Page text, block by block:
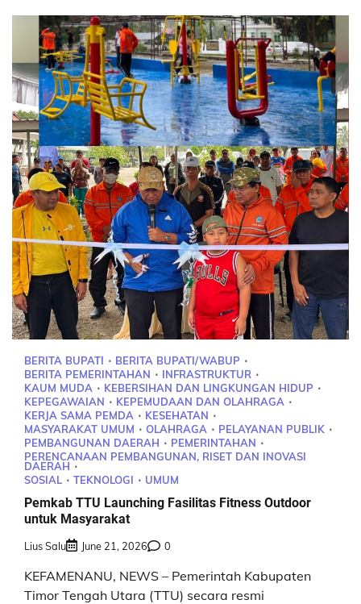
BERITA BUPATI
BERITA BUPATI/WABUP
BERITA PEMERINTAHAN
INFRASTRUKTUR
KAUM MUDA
KEBERSIHAN DAN LINGKUNGAN HIDUP
KEPEGAWAIAN
KEPEMUDAAN DAN OLAHRAGA
KERJA SAMA PEMDA
KESEHATAN
MASYARAKAT UMUM
OLAHRAGA
PELAYANAN PUBLIK
PEMBANGUNAN DAERAH
PEMERINTAHAN
PERENCANAAN PEMBANGUNAN, RISET DAN INOVASI
DAERAH
SOSIAL
TEKNOLOGI UMUM
Pemkab TTU Launching Fasilitas Fitness Outdoor
untuk Masyarakat
Lius Salu June 21, 2026 0
KEFAMENANU, NEWS – Pemerintah Kabupaten
Timor Tengah Utara (TTU) secara resmi